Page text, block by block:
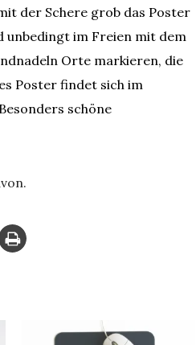
der Schere grob das Poster
unbedingt im Freien mit dem
Orte markieren, die
Poster findet sich im
schöne